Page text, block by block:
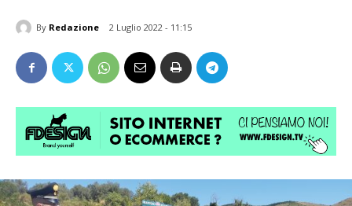
By Redazione 2 Luglio 2022 - 11:15